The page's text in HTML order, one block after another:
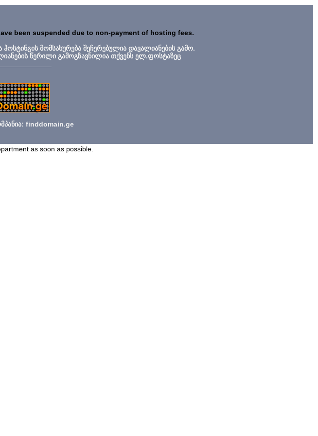
been suspended due to non-payment of hosting fees.
მომსახურება შეჩერებულია დავალიანების გამო.
წერილი გამოგზავნილია თქვენს ელ.ფოსტაზეც
finddomain.ge
as soon as possible.